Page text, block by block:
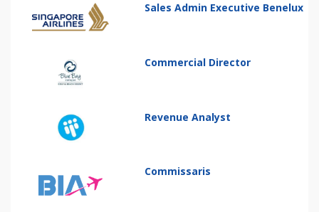
Sales Admin Executive Benelux
Commercial Director
Revenue Analyst
Commissaris